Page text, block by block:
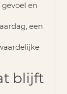
en
een
blijft